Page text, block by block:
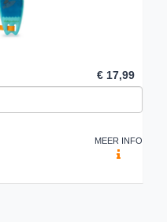
€ 17,99
MEER INFO